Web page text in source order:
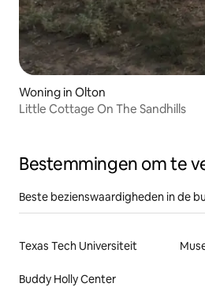
Woning in Olton
Little Cottage On The Sandhills
Bestemmingen om te
Beste bezienswaardigheden in de
Texas Tech Universiteit
Buddy Holly Center